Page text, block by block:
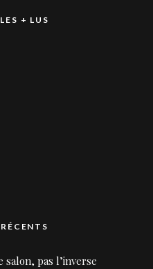
+ LUS
salon, pas l’inverse